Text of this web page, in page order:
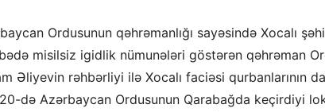
Ordusunun qəhrəmanlığı sayəsində Xocalı
misilsiz igidlik nümunələri göstərən qəhrəman
Əliyevin rəhbərliyi ilə Xocalı faciəsi qurbanlarının
20-də Azərbaycan Ordusunun Qarabağda keçirdiyi